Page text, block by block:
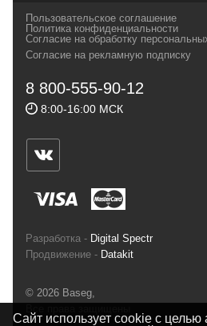
и взыскательных
спортсменов и отдыхающих.
Геннадьевич
ИНН 590300057023 ОГРН
ул.Советская, 25, магазин Басег.
Тел./факс (342) 2101242
Пользовательское соглашение
Политика конфиденциальности
Согласие на обработку
Согласие на рекламную подписку
8 800-555-90-12
8:00-16:00 МСК
Разработка - Digital Spectr
Продвижение - Datakit
© 2026 Baseg,
Сайт использует cookie с целью